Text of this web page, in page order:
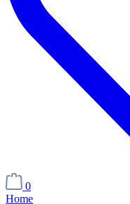
0
Home